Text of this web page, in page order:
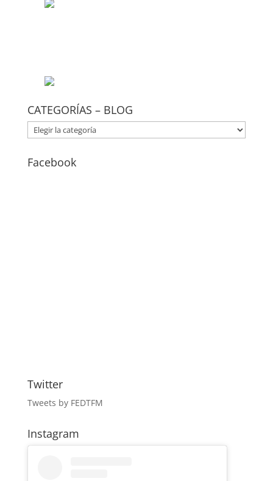
CATEGORÍAS – BLOG
CATEGORÍAS
–
Facebook
Twitter
Tweets by FEDTFM
Instagram